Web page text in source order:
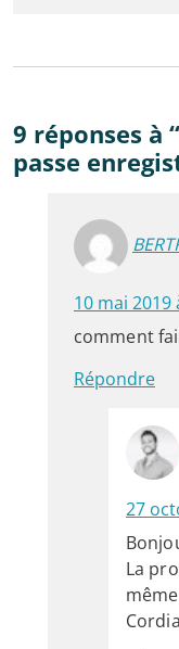
9 réponses à
passe
10 mai 2019
comment
Répondre
27
La